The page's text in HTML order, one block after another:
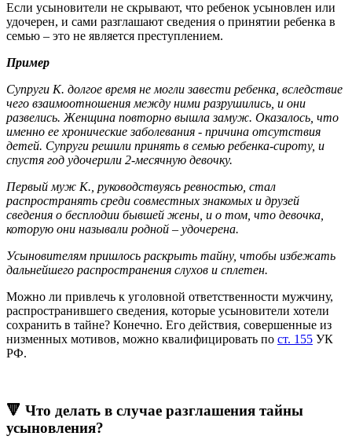
Если усыновители не скрывают, что ребенок усыновлен или
удочерен, и сами разглашают сведения о принятии ребенка в
семью – это не является преступлением.
Пример
Супруги К. долгое время не могли завести ребенка, вследствие
чего взаимоотношения между ними разрушились, и они
развелись. Женщина повторно вышла замуж. Оказалось, что
именно ее хронические заболевания - причина отсутствия
детей. Супруги решили принять в семью ребенка-сироту, и
спустя год удочерили 2-месячную девочку.
Первый муж К., руководствуясь ревностью, стал
распространять среди совместных знакомых и друзей
сведения о бесплодии бывшей жены, и о том, что девочка,
которую они называли родной – удочерена.
Усыновителям пришлось раскрыть тайну, чтобы избежать
дальнейшего распространения слухов и сплетен.
Можно ли привлечь к уголовной ответственности мужчину,
распространившего сведения, которые усыновители хотели
сохранить в тайне? Конечно. Его действия, совершенные из
низменных мотивов, можно квалифицировать по ст. 155 УК
РФ.
🔻 Что делать в случае разглашения тайны
усыновления?